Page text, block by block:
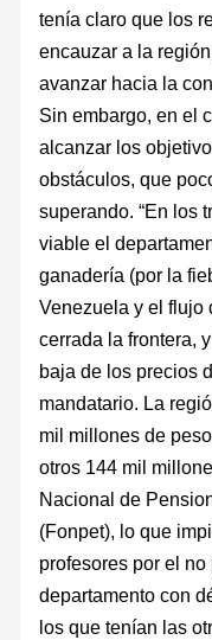
tenía claro que los
encauzar a la
avanzar hacia la
Sin embargo, en el
alcanzar los
obstáculos, que
superando. “En los
viable el
ganadería (por la
Venezuela y el flujo
cerrada la frontera,
baja de los precios
mandatario. La
mil millones de
otros 144 mil
Nacional de
(Fonpet), lo que
profesores por el
departamento con
los que tenían las